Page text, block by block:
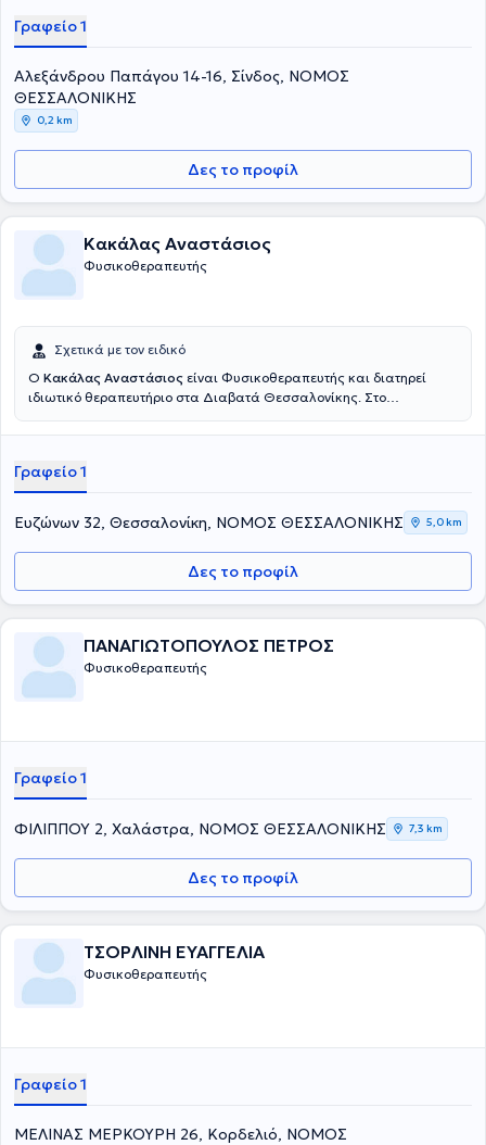
Γραφείο 1
Αλεξάνδρου Παπάγου 14-16, Σίνδος, ΝΟΜΟΣ
ΘΕΣΣΑΛΟΝΙΚΗΣ
0,2 km
Δες το προφίλ
Κακάλας Αναστάσιος
Φυσικοθεραπευτής
Σχετικά με τον ειδικό
Ο Κακάλας Αναστάσιος είναι Φυσικοθεραπευτής και διατηρεί
ιδιωτικό θεραπευτήριο στα Διαβατά Θεσσαλονίκης. Στο
ορθοπεδικών και νευρολογικών παθήσεων με τεχνικές και
και P.N.F. Με 15 χρόνια εμπειρίας στο χώρο της φυσικοθεραπείας
και πάντα με τις πιο πρόσφατες τεχνικές και μεθόδους της
επιστήμης της φυσικοθεραπείας μπορεί να αποκαταστήσει
πληθώρα ορθοπεδικών και νευρολογικών παθήσεων.
Γραφείο 1
Ευζώνων 32, Θεσσαλονίκη, ΝΟΜΟΣ ΘΕΣΣΑΛΟΝΙΚΗΣ 5,0 km
Δες το προφίλ
ΠΑΝΑΓΙΩΤΟΠΟΥΛΟΣ ΠΕΤΡΟΣ
Φυσικοθεραπευτής
Γραφείο 1
ΦΙΛΙΠΠΟΥ 2, Χαλάστρα, ΝΟΜΟΣ ΘΕΣΣΑΛΟΝΙΚΗΣ 7,3 km
Δες το προφίλ
ΤΣΟΡΛΙΝΗ ΕΥΑΓΓΕΛΙΑ
Φυσικοθεραπευτής
Γραφείο 1
ΜΕΛΙΝΑΣ ΜΕΡΚΟΥΡΗ 26, Κορδελιό, ΝΟΜΟΣ